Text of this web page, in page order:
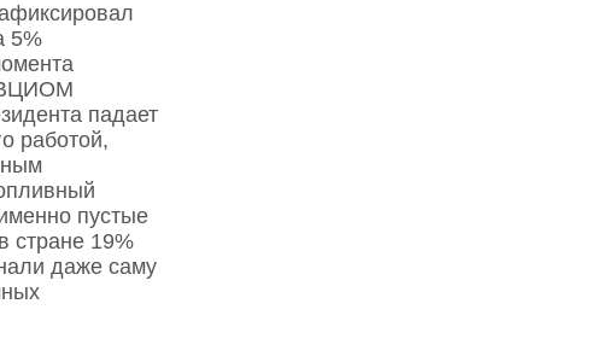
5%
ВЦИОМ
падает
работой,
пустые
стране 19%
даже саму